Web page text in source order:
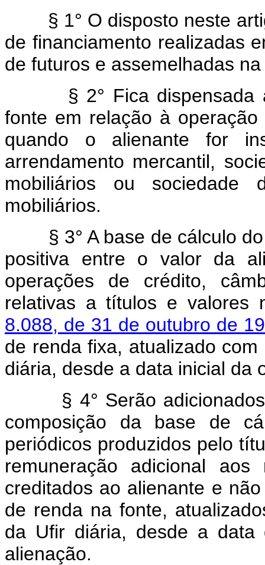
§ 1° O disposto neste
de financiamento realizadas
de futuros e assemelhadas
§ 2° Fica dispensada a
fonte em relação à
quando o alienante for
arrendamento mercantil,
mobiliários ou sociedade
mobiliários.
§ 3° A base de cálculo do
positiva entre o valor da
operações de crédito,
relativas a títulos e valores
8.088, de 31 de outubro de
de renda fixa, atualizado
diária, desde a data inicial da
§ 4° Serão adicionados
composição da base de
periódicos produzidos pelo
remuneração adicional
creditados ao alienante e
de renda na fonte,
da Ufir diária, desde a
alienação.